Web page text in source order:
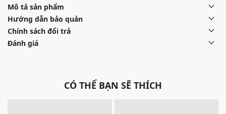
Mô tả sản phẩm
Hướng dẫn bảo quản
Chính sách đổi trả
Đánh giá
CÓ THỂ BẠN SẼ THÍCH